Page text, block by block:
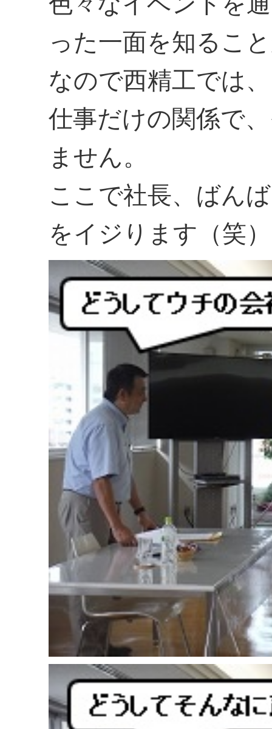
った一面を知るこ
なので西精工では
仕事だけの関係で
ません。
ここで社長、ばん
をイジります（笑）